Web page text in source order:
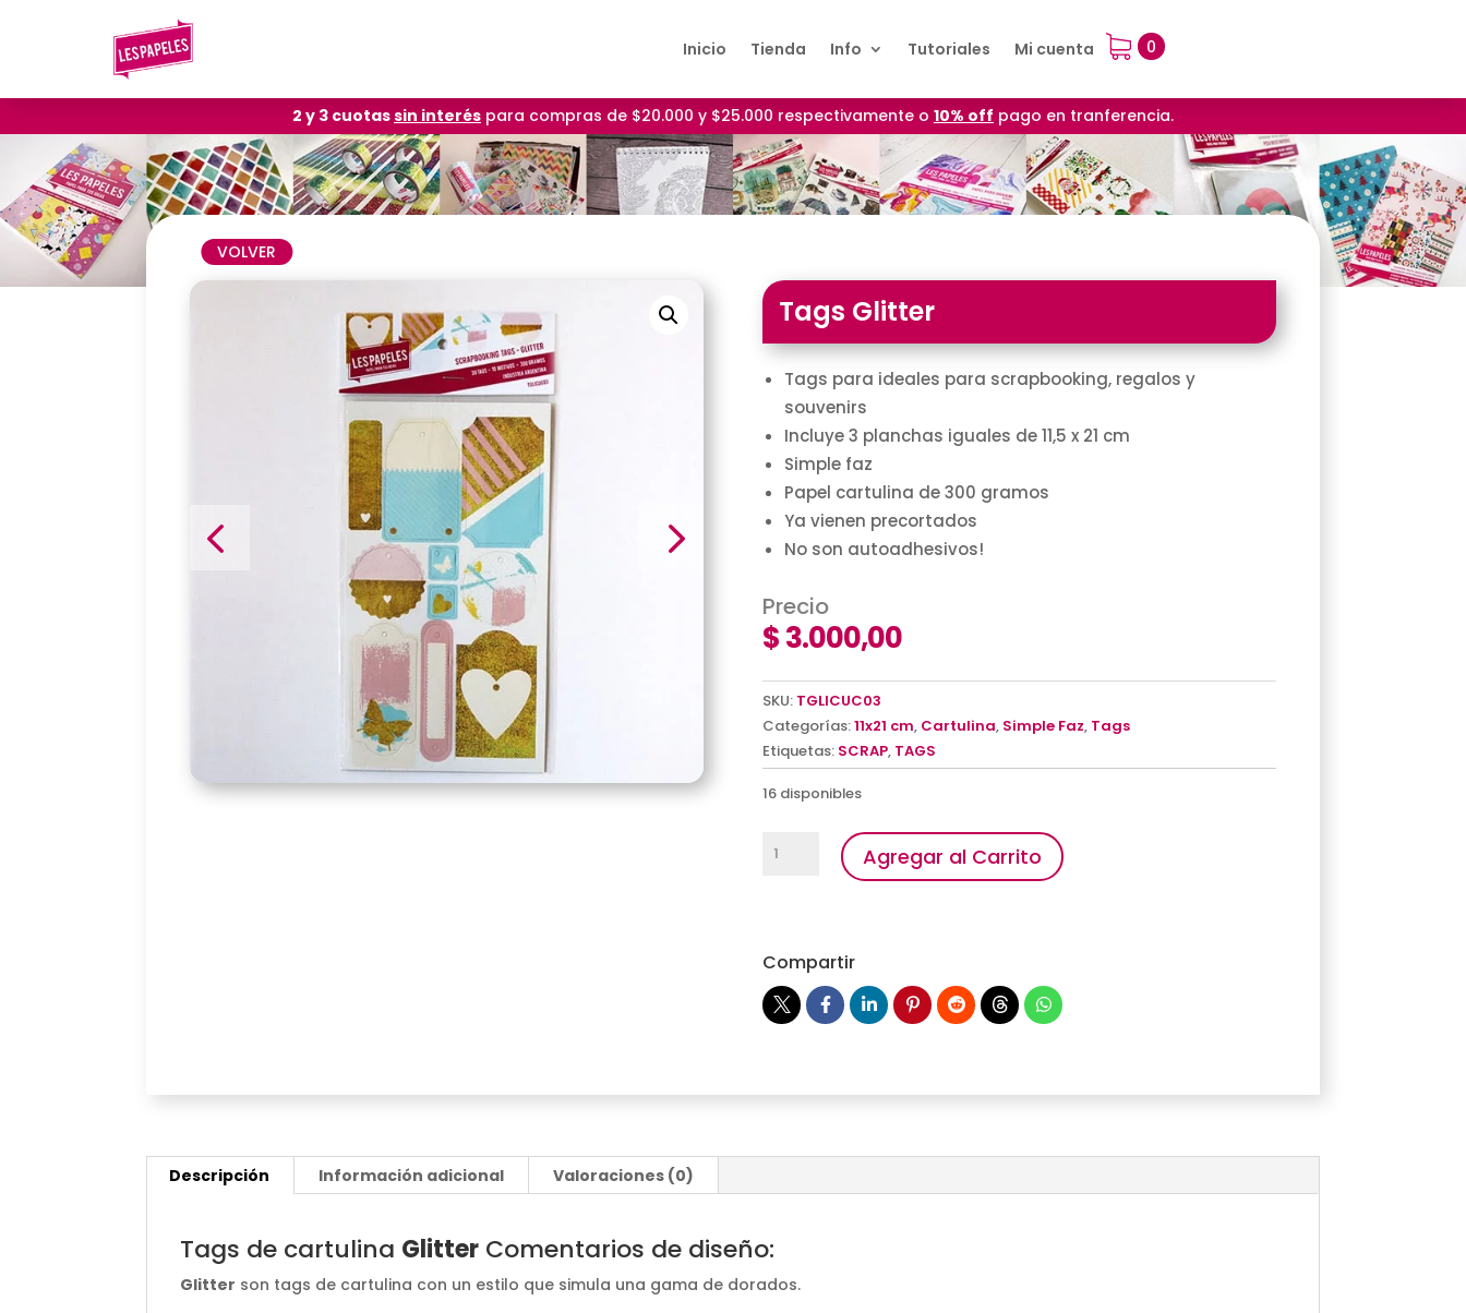
Inicio Tienda Info Tutoriales Mi cuenta 0
2 y 3 cuotassin interés para compras de $20.000 y $25.000 respectivamente o 10% off pago en tranferencia.
Tags Glitter
Tags para ideales para scrapbooking, regalos y
souvenirs
Incluye 3 planchas iguales de 11,5 x 21 cm
Simple faz
Papel cartulina de 300 gramos
Ya vienen precortados
No son autoadhesivos!
Precio
$3.000,00
SKU: TGLICUC03
Categorías:11x21 cm, Cartulina, Simple Faz, Tags
Etiquetas: SCRAP, TAGS
16 disponibles
Tags
Agregar al Carrito
Compartir
VOLVER
Descripción Información adicional Valoraciones (0)
Tags de cartulina Glitter Comentarios de diseño:
Glitter son tags de cartulina con un estilo que simula una gama de dorados.